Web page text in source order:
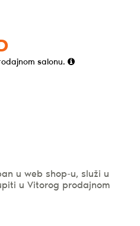
salonu.
u web shop-u, služi u
u Vitorog prodajnom